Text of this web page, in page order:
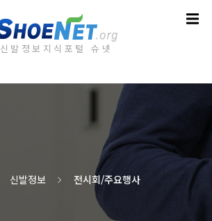
신발정보지식포털 슈넷
신발정보 전시회/주요행사